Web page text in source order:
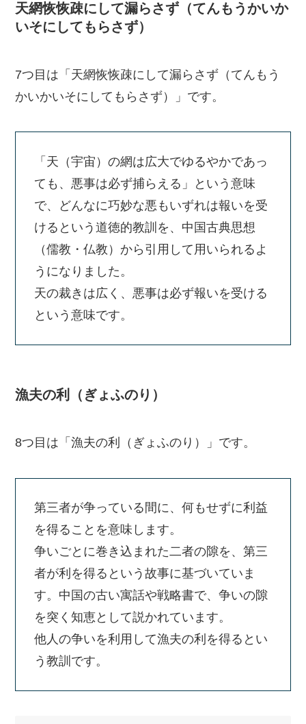
天網恢恢疎にして漏らさず（てんもうかいか
いそにしてもらさず）
7つ目は「天網恢恢疎にして漏らさず（てんもう
かいかいそにしてもらさず）」です。
「天（宇宙）の網は広大でゆるやかであっ
ても、悪事は必ず捕らえる」という意味
で、どんなに巧妙な悪もいずれは報いを受
けるという道徳的教訓を、中国古典思想
（儒教・仏教）から引用して用いられるよ
うになりました。
天の裁きは広く、悪事は必ず報いを受ける
という意味です。
漁夫の利（ぎょふのり）
8つ目は「漁夫の利（ぎょふのり）」です。
第三者が争っている間に、何もせずに利益
を得ることを意味します。
争いごとに巻き込まれた二者の隙を、第三
者が利を得るという故事に基づいていま
す。中国の古い寓話や戦略書で、争いの隙
を突く知恵として説かれています。
他人の争いを利用して漁夫の利を得るとい
う教訓です。